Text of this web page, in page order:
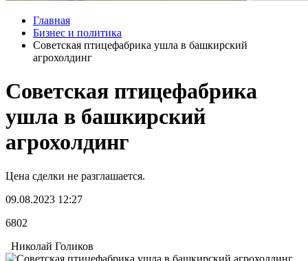
Главная
Бизнес и политика
Советская птицефабрика ушла в башкирский
агрохолдинг
Советская птицефабрика
ушла в башкирский
агрохолдинг
Цена сделки не разглашается.
09.08.2023 12:27
6802
Николай Голиков